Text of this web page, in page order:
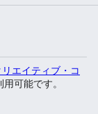
リエイティブ・コ
可能です。